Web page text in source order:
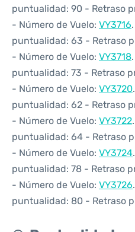
puntualidad: 90 - Retraso
- Número de Vuelo: VY3716
puntualidad: 63 - Retraso
- Número de Vuelo: VY3718
puntualidad: 73 - Retraso
- Número de Vuelo: VY3720
puntualidad: 62 - Retraso
- Número de Vuelo: VY3722
puntualidad: 64 - Retraso
- Número de Vuelo: VY3724
puntualidad: 78 - Retraso
- Número de Vuelo: VY3726
puntualidad: 80 - Retraso